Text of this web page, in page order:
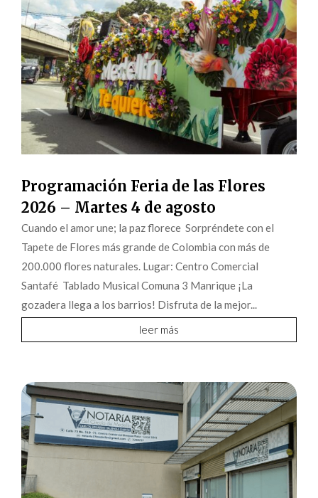
Programación Feria de las Flores
2026 – Martes 4 de agosto
Cuando el amor une; la paz florece Sorpréndete con el
Tapete de Flores más grande de Colombia con más de
200.000 flores naturales. Lugar: Centro Comercial
Santafé Tablado Musical Comuna 3 Manrique ¡La
gozadera llega a los barrios! Disfruta de la mejor...
leer más